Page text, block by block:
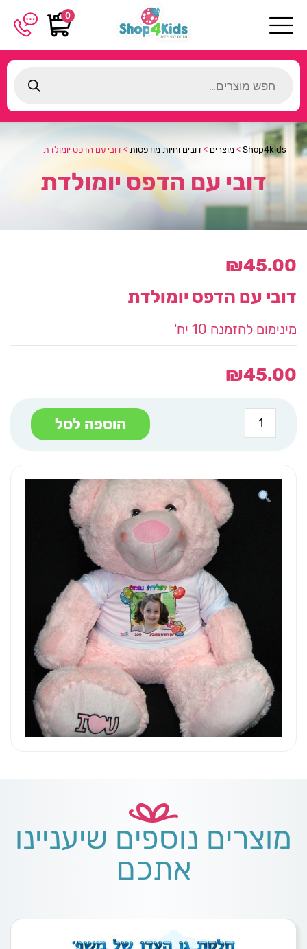
0
search
Shop4kids
> מוצרים > דובים וחיות מודפסות > דובי עם הדפס יומולדת
דובי עם הדפס יומולדת
₪45.00
דובי עם הדפס יומולדת
מינימום להזמנה 10 יח'
₪45.00
כמות
של
דובי
יומולדת
הוספה לסל
מוצרים נוספים שיעניינו
אתכם